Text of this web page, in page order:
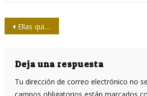
Navegación
entradas
Ellas quieren ser periodistas
Deja una respuesta
Tu dirección de correo electrónico no